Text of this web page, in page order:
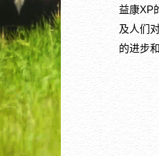
益康XP
及人们
的进步